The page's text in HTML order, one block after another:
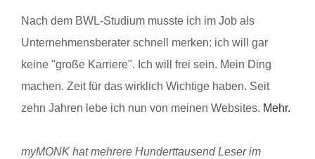
Nach dem BWL-Studium musste ich im Job als
Unternehmensberater schnell merken: ich will gar
keine "große Karriere". Ich will frei sein. Mein Ding
machen. Zeit für das wirklich Wichtige haben. Seit
zehn Jahren lebe ich nun von meinen Websites. Mehr.
myMONK hat mehrere Hunderttausend Leser im